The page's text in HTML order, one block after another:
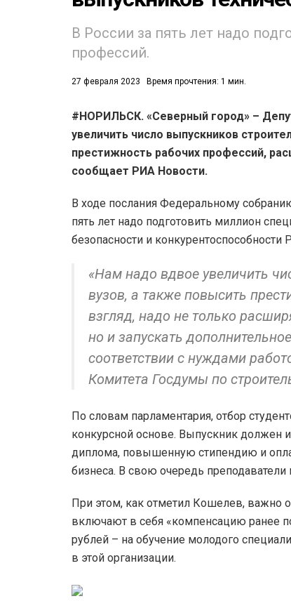
В России за пять лет надо
профессий.
27 февраля 2023 Время прочтения: 1 мин.
#НОРИЛЬСК. «Северный город» –
увеличить число выпускников
престижность рабочих профессий,
сообщает РИА Новости.
В ходе послания Федеральному
пять лет надо подготовить миллион
безопасности и конкурентоспособности
«Нам надо вдвое увеличить
вузов, а также повысить
взгляд, надо не только
но и запускать
соответствии с нуждами
Комитета Госдумы по
По словам парламентария, отбор
конкурсной основе. Выпускник должен
диплома, повышенную стипендию и
бизнеса. В свою очередь преподаватели
При этом, как отметил Кошелев, важно
включают в себя «компенсацию ранее
рублей – на обучение молодого
в этой организации.